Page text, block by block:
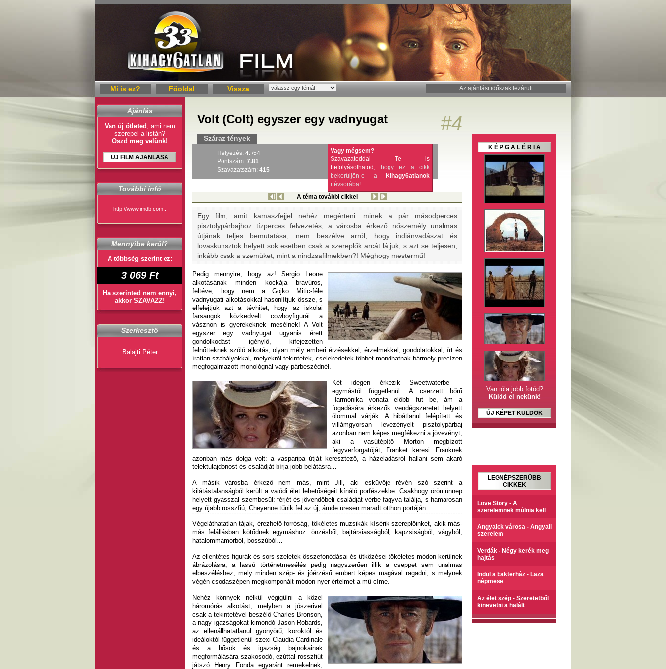
Mi is ez? Főoldal Vissza Az ajánlási időszak lezárult
#4
Volt (Colt) egyszer egy vadnyugat
Száraz tények
Vagy mégsem?
Szavazatoddal Te is
befolyásolhatod , hogy ez a cikk
bekerüljön-e a
Kihagy6atlanok
névsorába!
Helyezés: 4. /54
Pontszám: 7.81
Szavazatszám: 415
A téma további cikkei
Egy film, amit kamaszfejjel nehéz megérteni: minek a pár másodperces
pisztolypárbajhoz tízperces felvezetés, a városba érkező nőszemély unalmas
útjának teljes bemutatása, nem beszélve arról, hogy indiánvadászat és
lovaskunsztok helyett sok esetben csak a szereplők arcát látjuk, s azt se teljesen,
inkább csak a szemüket, mint a nindzsafilmekben?! Méghogy mestermű!
Pedig mennyire, hogy az! Sergio Leone
alkotásának minden kockája bravúros,
feltéve, hogy nem a Gojko Mitic-féle
vadnyugati alkotásokkal hasonlítjuk össze, s
elfelejtjük azt a tévhitet, hogy az iskolai
farsangok közkedvelt cowboyfigurái a
vásznon is gyerekeknek mesélnek! A Volt
egyszer egy vadnyugat ugyanis érett
gondolkodást igénylő, kifejezetten
felnőtteknek szóló alkotás, olyan mély emberi érzésekkel, érzelmekkel, gondolatokkal, írt és
íratlan szabályokkal, melyekről tekintetek, cselekedetek többet mondhatnak bármely precízen
megfogalmazott monológnál vagy párbeszédnél.
Két idegen érkezik Sweetwaterbe –
egymástól függetlenül. A cserzett bőrű
Harmónika vonata előbb fut be, ám a
fogadására érkezők vendégszeretet helyett
ólommal várják. A hibátlanul felépített és
villámgyorsan levezényelt pisztolypárbaj
azonban nem képes megfékezni a jövevényt,
aki a vasútépítő Morton megbízott
fegyverforgatóját, Franket keresi. Franknek
azonban más dolga volt: a vasparipa útját keresztező, a házeladásról hallani sem akaró
telektulajdonost és családját bírja jobb belátásra…
A másik városba érkező nem más, mint Jill, aki esküvője révén szó szerint a
kilátástalanságból került a valódi élet lehetőségeit kínáló porfészekbe. Csakhogy örömünnep
helyett gyásszal szembesül: férjét és jövendőbeli családját vérbe fagyva találja, s hamarosan
egy újabb rosszfiú, Cheyenne tűnik fel az új, ámde üresen maradt otthon portáján.
Végeláthatatlan tájak, érezhető forróság, tökéletes muzsikák kísérik szereplőinket, akik más-
más felállásban kötődnek egymáshoz: önzésből, bajtársiasságból, kapzsiságból, vágyból,
hatalommámorból, bosszúból…
Az ellentétes figurák és sors-szeletek összefonódásai és ütközései tökéletes módon kerülnek
ábrázolásra, a lassú történetmesélés pedig nagyszerűen illik a cseppet sem unalmas
elbeszéléshez, mely minden szép- és jóérzésű embert képes magával ragadni, s melynek
végén csodaszépen megkomponált módon nyer értelmet a mű címe.
Nehéz könnyek nélkül végigülni a közel
háromórás alkotást, melyben a jószerivel
csak a tekintetével beszélő Charles Bronson,
a nagy igazságokat kimondó Jason Robards,
az ellenállhatatlanul gyönyörű, koroktól és
ideáloktól függetlenül szexi Claudia Cardinale
és a hősök és igazság bajnokainak
megformálására szakosodó, ezúttal rosszfiút
játszó Henry Fonda egyaránt remekelnek,
K É P G A L É R I A
Van róla jobb fotód?
Küldd el nekünk!
ÚJ KÉPET KÜLDÖK
LEGNÉPSZERŰBB
CIKKEK
Love Story - A
szerelemnek múlnia kell
Angyalok városa - Angyali
szerelem
Verdák - Négy kerék meg
hajtás
Indul a bakterház - Laza
népmese
Az élet szép - Szeretetből
kinevetni a halált
Ajánlás
Van új ötleted , ami nem
szerepel a listán?
Oszd meg velünk!
ÚJ FILM AJÁNLÁSA
További infó
http://www.imdb.com..
Mennyibe kerül?
A többség szerint ez:
3 069 Ft
Ha szerinted nem ennyi,
akkor SZAVAZZ!
Szerkesztő
Balajti Péter